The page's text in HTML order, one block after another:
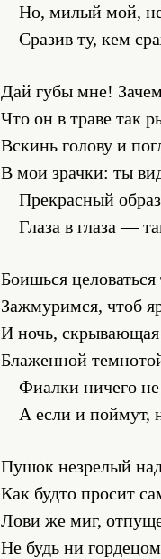
Но, милый мой,
Сразив ту, кем
Дай губы мне!
Что он в траве так
Вскинь голову и
В мои зрачки: ты
Прекрасный
Глаза в глаза —
Боишься
Зажмуримся, чтоб
И ночь,
Блаженной
Фиалки ничего
А если и поймут,
Пушок незрелый
Как будто просит
Лови же миг,
Не будь ни